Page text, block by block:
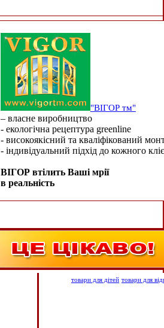
"ВІГОР тм"
– власне виробництво
- екологічна рецептура greenline
- високоякісний та кваліфікований
- індивідуальний підхід до кожного
ВІГОР втілить Ваші мрії
в реальність
товари для дітей товари для